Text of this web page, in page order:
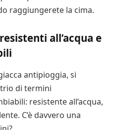
raggiungerete la cima.
all’acqua e
antipioggia, si
di termini
resistente all’acqua,
C’è davvero una